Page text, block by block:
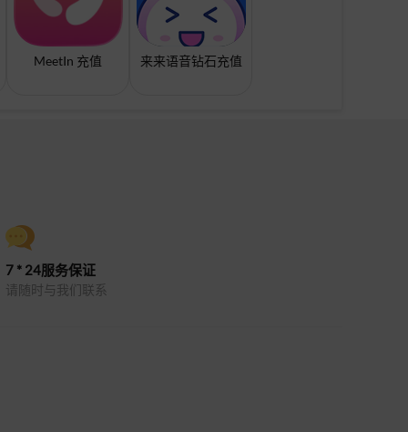
MeetIn 充值 来来语音钻石充值
7 * 24服务保证
请随时与我们联系